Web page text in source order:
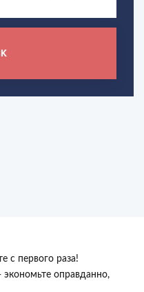
с первого раза!
экономьте оправданно,